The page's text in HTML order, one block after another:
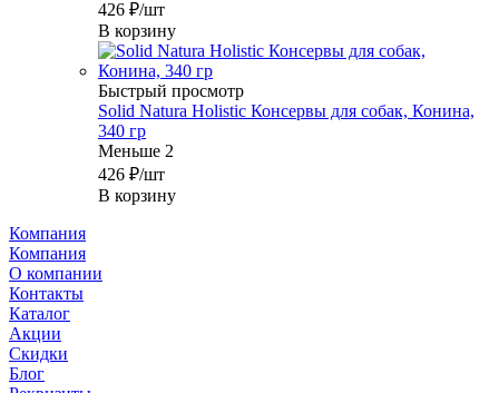
426 ₽/шт
В корзину
Быстрый просмотр
Solid Natura Holistic Консервы для собак, Конина,
340 гр
Меньше 2
426 ₽/шт
В корзину
Компания
Компания
О компании
Контакты
Каталог
Акции
Скидки
Блог